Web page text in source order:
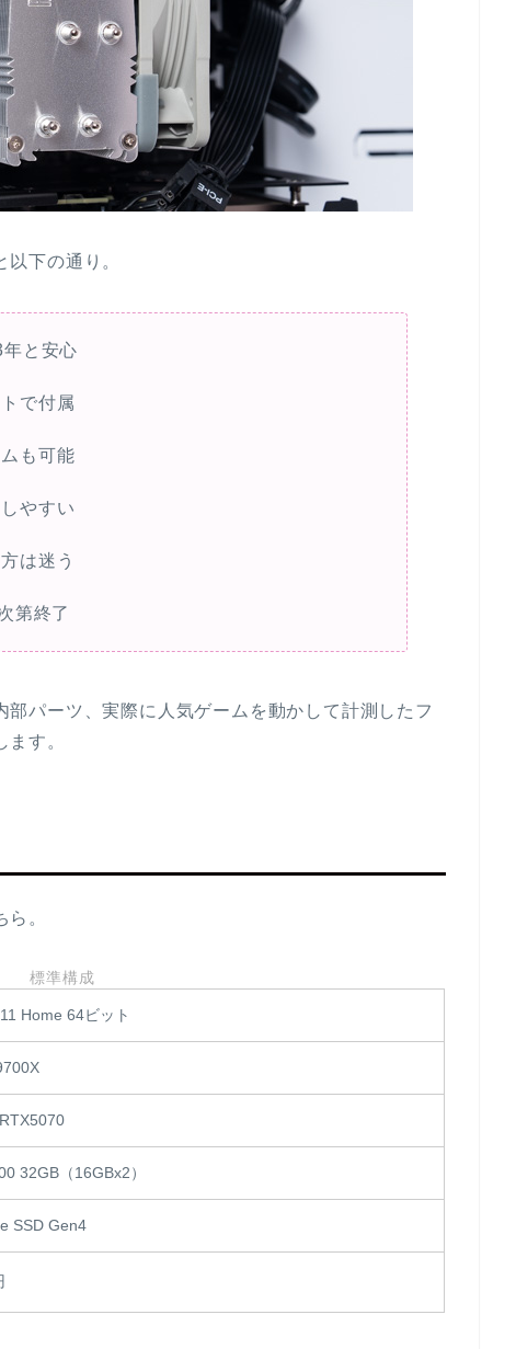
下の通り。
と安心
で付属
も可能
やすい
は迷う
第終了
パーツ、実際に人気ゲームを動かして計測したフ
す。
。
標準構成
Home 64ビット
32GB（16GBx2）
SSD Gen4